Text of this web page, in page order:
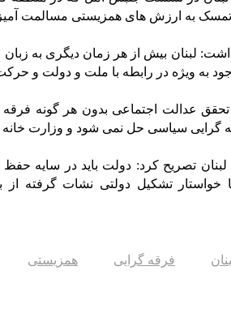
لبنان بیش از هر زمان دیگری به
عدالت اجتماعی بدون هر گونه
تصریح کرد: دولت باید در سایه حفظ
خواستار تشکیل دولتی نشات گرفته
فرقه گرایی همزیستی